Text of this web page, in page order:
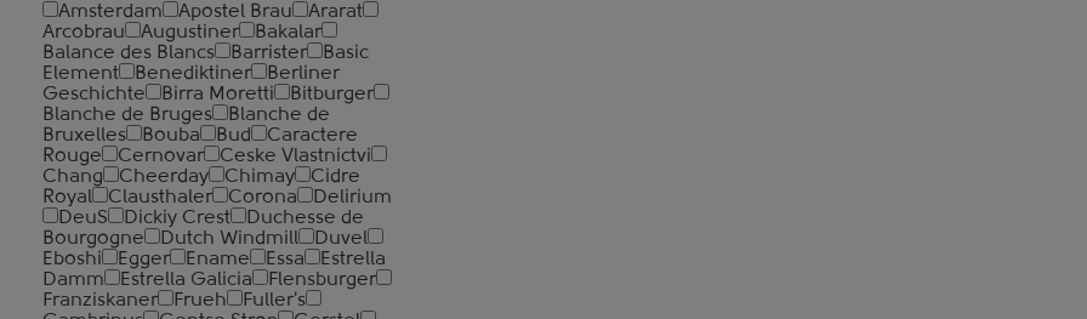
Amsterdam
Apostel Brau
Ararat
Arcobrau
Augustiner
Bakalar
Balance des Blancs
Barrister
Basic
Element
Benediktiner
Berliner
Geschichte
Birra Moretti
Bitburger
Blanche de Bruges
Blanche de
Bruxelles
Bouba Bud
Caractere
Rouge
Cernovar
Ceske Vlastnictvi
Chang
Cheerday Chimay
Cidre
Royal
Clausthaler Corona
Delirium
DeuS
Dickiy Crest
Duchesse de
Bourgogne
Dutch Windmill
Duvel
Eboshi
Egger Ename Essa
Estrella
Damm
Estrella Galicia
Flensburger
Franziskaner
Frueh
Fuller's